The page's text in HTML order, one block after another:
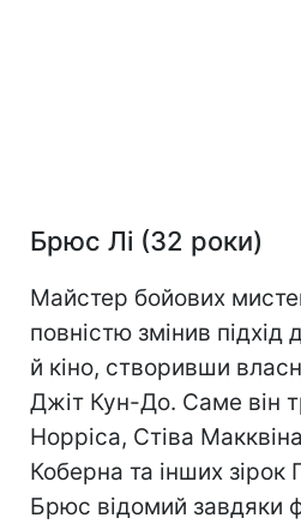
Брюс Лі (32 роки)
Майстер бойових
повністю змінив підхід
й кіно, створивши
Джіт Кун-До. Саме він
Норріса, Стіва
Коберна та інших зірок
Брюс відомий завдяки